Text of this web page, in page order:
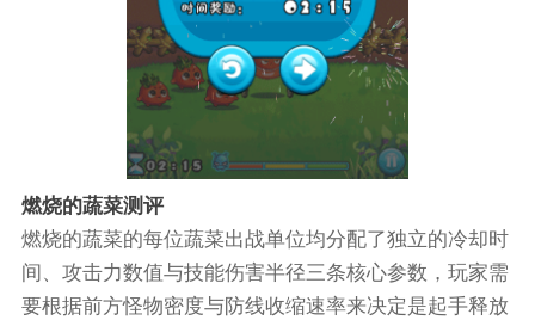
燃烧的蔬菜测评
燃烧的蔬菜的每位蔬菜出战单位均分配了独立的冷却时
间、攻击力数值与技能伤害半径三条核心参数，玩家需
要根据前方怪物密度与防线收缩速率来决定是起手释放